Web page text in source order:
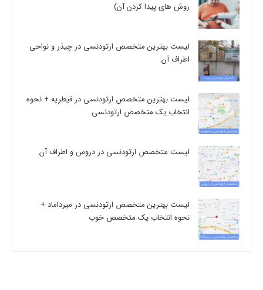
روش های پیدا کردن آن)
لیست بهترین متخصص ارتودنسی در چیذر و نواحی
اطراف آن
لیست بهترین متخصص ارتودنسی در قیطریه + نحوه
انتخاب یک متخصص ارتودنسی
لیست متخصص ارتودنسی در دروس و اطراف آن
لیست بهترین متخصص ارتودنسی در میرداماد +
نحوه انتخاب یک متخصص خوب